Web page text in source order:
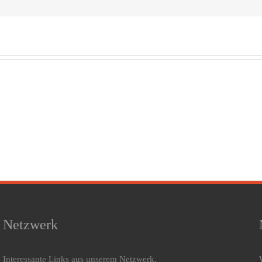
Den
Netzwerk
Interessante Links aus unserem Netzwerk.